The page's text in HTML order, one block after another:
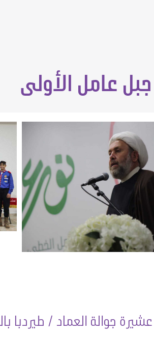
عامل الأولى
جوالة العماد / طيردبا